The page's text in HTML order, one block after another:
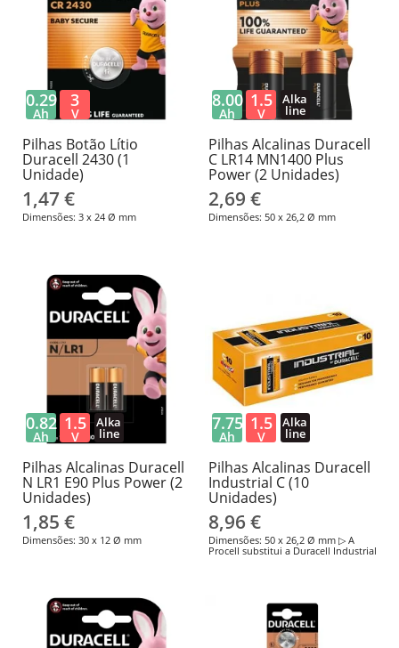
Pilhas Botão Lítio
Duracell 2430 (1
Unidade)
1,47 €
Dimensões: 3 x 24 Ø mm
0.29
Ah
3
V
Pilhas Alcalinas Duracell
C LR14 MN1400 Plus
Power (2 Unidades)
2,69 €
Dimensões: 50 x 26,2 Ø mm
8.00
Ah
1.5
V
Alka
line
Pilhas Alcalinas Duracell
N LR1 E90 Plus Power (2
Unidades)
1,85 €
Dimensões: 30 x 12 Ø mm
0.82
Ah
1.5
V
Alka
line
Pilhas Alcalinas Duracell
Industrial C (10
Unidades)
8,96 €
Dimensões: 50 x 26,2 Ø mm ▷ A
Procell substitui a Duracell Industrial
7.75
Ah
1.5
V
Alka
line